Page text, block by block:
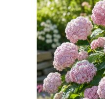
produktu
hvězdiček.